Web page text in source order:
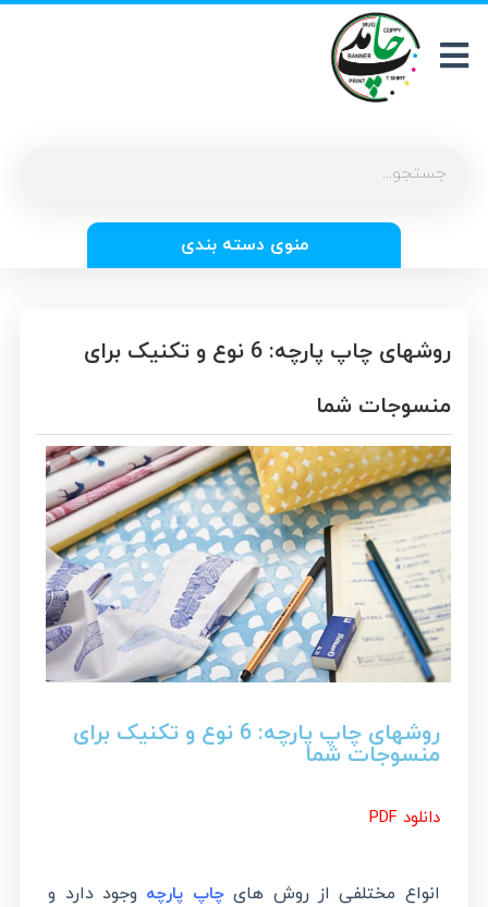
منوی دسته بندی
روشهای چاپ پارچه: 6 نوع و تکنیک برای
منسوجات شما
روشهای چاپ پارچه: 6 نوع و تکنیک برای
منسوجات شما
دانلود PDF
انواع مختلفی از روش هایچاپ پارچه وجود دارد و